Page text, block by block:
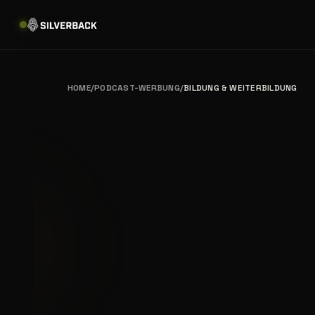
HOME/PODCAST-WERBUNG/BILDUNG & WEITERBILDUNG